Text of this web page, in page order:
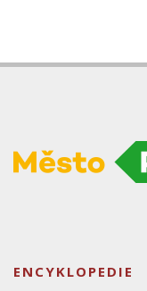
ENCYKLOPEDIE